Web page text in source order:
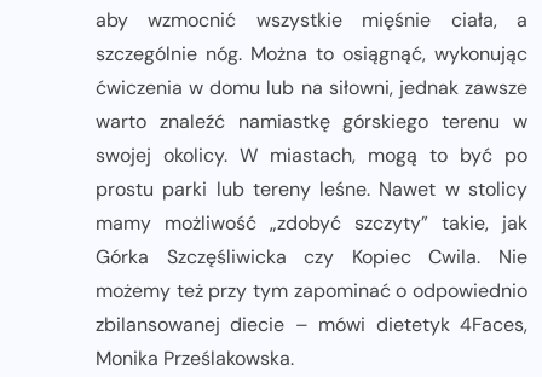
aby wzmocnić wszystkie mięśnie ciała, a
szczególnie nóg. Można to osiągnąć, wykonując
ćwiczenia w domu lub na siłowni, jednak zawsze
warto znaleźć namiastkę górskiego terenu w
swojej okolicy. W miastach, mogą to być po
prostu parki lub tereny leśne. Nawet w stolicy
mamy możliwość „zdobyć szczyty” takie, jak
Górka Szczęśliwicka czy Kopiec Cwila. Nie
możemy też przy tym zapominać o odpowiednio
zbilansowanej diecie – mówi dietetyk 4Faces,
Monika Prześlakowska.